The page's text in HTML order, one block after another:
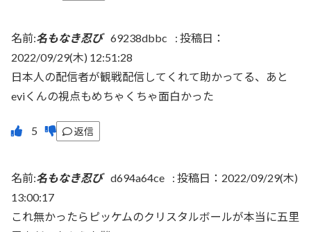
名前:名もなき忍び 69238dbbc : 投稿日：
2022/09/29(木) 12:51:28
日本人の配信者が観戦配信してくれて助かってる、あと
eviくんの視点もめちゃくちゃ面白かった
返信
名前:名もなき忍び d694a64ce : 投稿日：2022/09/29(木)
13:00:17
これ無かったらピッケムのクリスタルボールが本当に五里